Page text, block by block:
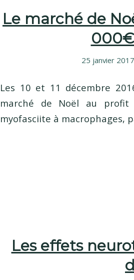
Le marché de
000€
25 janvier 2017
Les 10 et 11 décembre
marché de Noël au profit
myofasciite à macrophages,
Les effets